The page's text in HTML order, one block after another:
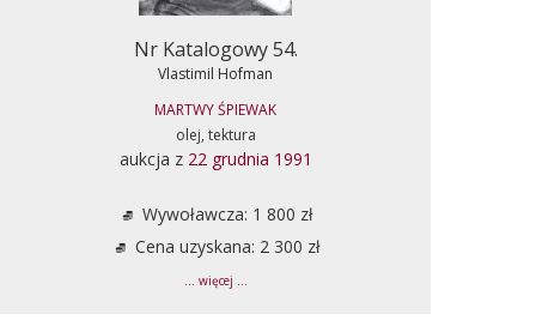
Nr Katalogowy 54.
Vlastimil Hofman
MARTWY ŚPIEWAK
olej, tektura
aukcja z 22 grudnia 1991
Wywoławcza: 1 800 zł
Cena uzyskana: 2 300 zł
... więcej ...